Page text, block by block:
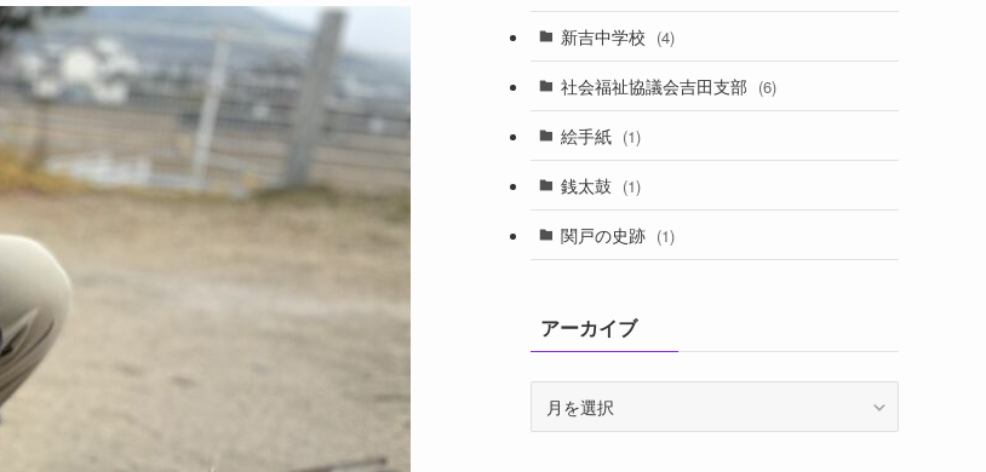
新吉中学校 (4)
社会福祉協議会吉田支部 (6)
絵手紙 (1)
銭太鼓 (1)
関戸の史跡 (1)
アーカイブ